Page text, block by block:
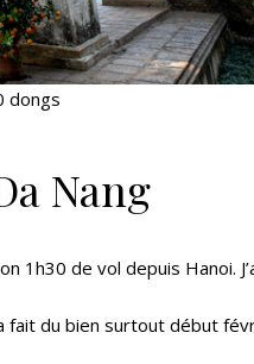
dongs
Nang
1h30 de vol depuis Hanoi.
fait du bien surtout début